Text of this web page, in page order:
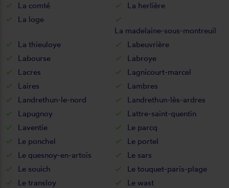
La comté
La herlière
La loge
La madelaine-sous-montreuil
La thieuloye
Labeuvrière
Labourse
Labroye
Lacres
Lagnicourt-marcel
Laires
Lambres
Landrethun-le-nord
Landrethun-lès-ardres
Lapugnoy
Lattre-saint-quentin
Laventie
Le parcq
Le ponchel
Le portel
Le quesnoy-en-artois
Le sars
Le souich
Le touquet-paris-plage
Le transloy
Le wast